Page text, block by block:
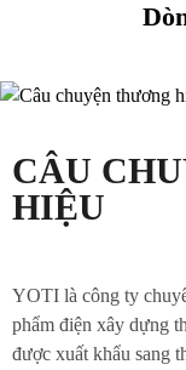
CÂU
HIỆU
YOTI là công ty
phẩm điện xây dựng
được xuất khẩu sang